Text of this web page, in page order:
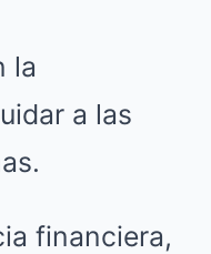
la
a las
financiera,